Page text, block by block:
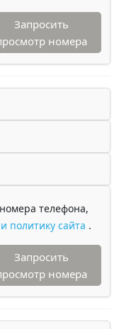
Запросить
номера
телефона,
политику сайта .
Запросить
номера